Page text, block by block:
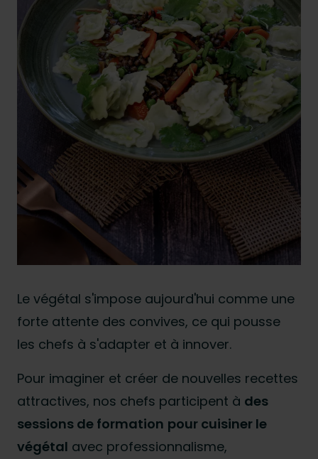
Le végétal s'impose aujourd'hui comme une
forte attente des convives, ce qui pousse
les chefs à s'adapter et à innover.
Pour imaginer et créer de nouvelles recettes
attractives, nos chefs participent à des
sessions de formation pour cuisiner le
végétal avec professionnalisme,